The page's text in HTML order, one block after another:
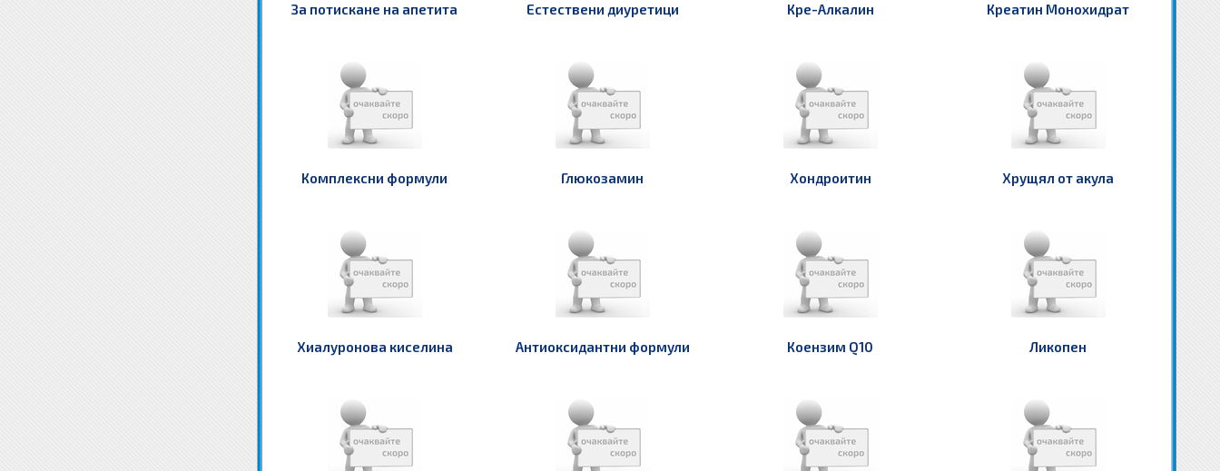
За потискане на апетита Естествени диуретици Кре-Алкалин Креатин Монохидрат
Комплексни формули Глюкозамин Хондроитин Хрущял от акула
Хиалуронова киселина Антиоксидантни формули Коензим Q10 Ликопен